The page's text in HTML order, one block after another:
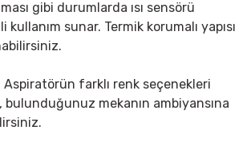
gibi durumlarda ısı sensörü
sunar. Termik korumalı yapısı
Aspiratörün farklı renk seçenekleri
mekanın ambiyansına